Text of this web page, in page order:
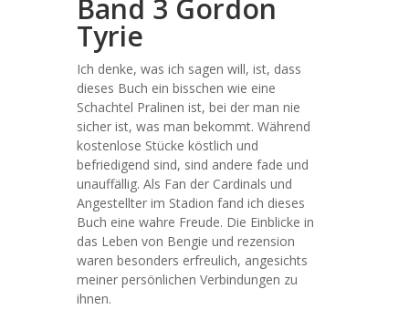
Band 3 Gordon
Tyrie
Ich denke, was ich sagen will, ist, dass
dieses Buch ein bisschen wie eine
Schachtel Pralinen ist, bei der man nie
sicher ist, was man bekommt. Während
kostenlose Stücke köstlich und
befriedigend sind, sind andere fade und
unauffällig. Als Fan der Cardinals und
Angestellter im Stadion fand ich dieses
Buch eine wahre Freude. Die Einblicke in
das Leben von Bengie und rezension
waren besonders erfreulich, angesichts
meiner persönlichen Verbindungen zu
ihnen.